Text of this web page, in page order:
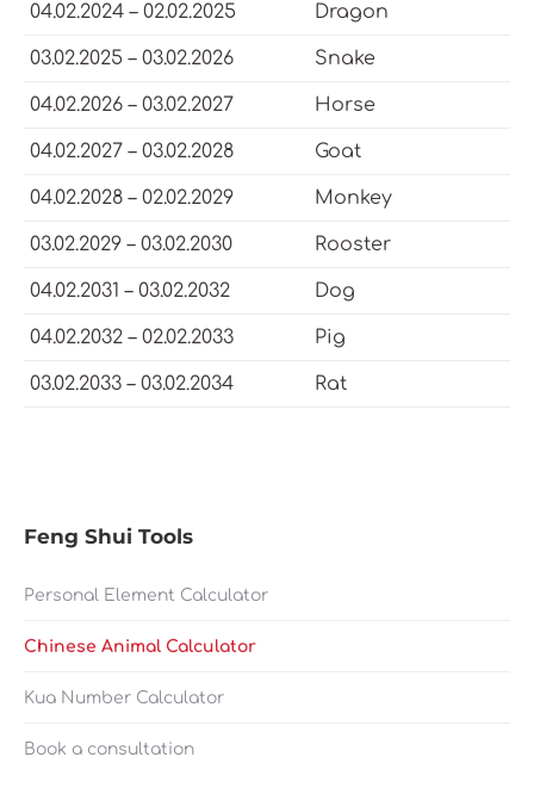
04.02.2024 – 02.02.2025 Dragon
03.02.2025 – 03.02.2026 Snake
04.02.2026 – 03.02.2027 Horse
04.02.2027 – 03.02.2028 Goat
04.02.2028 – 02.02.2029 Monkey
03.02.2029 – 03.02.2030 Rooster
04.02.2031 – 03.02.2032 Dog
04.02.2032 – 02.02.2033 Pig
03.02.2033 – 03.02.2034 Rat
Feng Shui Tools
Personal Element Calculator
Chinese Animal Calculator
Kua Number Calculator
Book a consultation